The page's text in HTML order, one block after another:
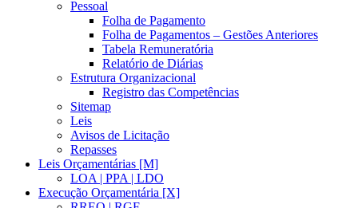
Pessoal
Folha de Pagamento
Folha de Pagamentos – Gestões Anteriores
Tabela Remuneratória
Relatório de Diárias
Estrutura Organizacional
Registro das Competências
Sitemap
Leis
Avisos de Licitação
Repasses
Leis Orçamentárias [M]
LOA | PPA | LDO
Execução Orçamentária [X]